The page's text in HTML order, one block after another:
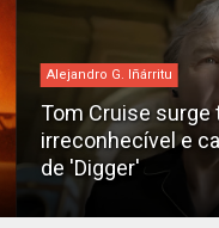
Alejandro G. Iñárritu
Tom Cruise surge
irreconhecível e
de 'Digger'